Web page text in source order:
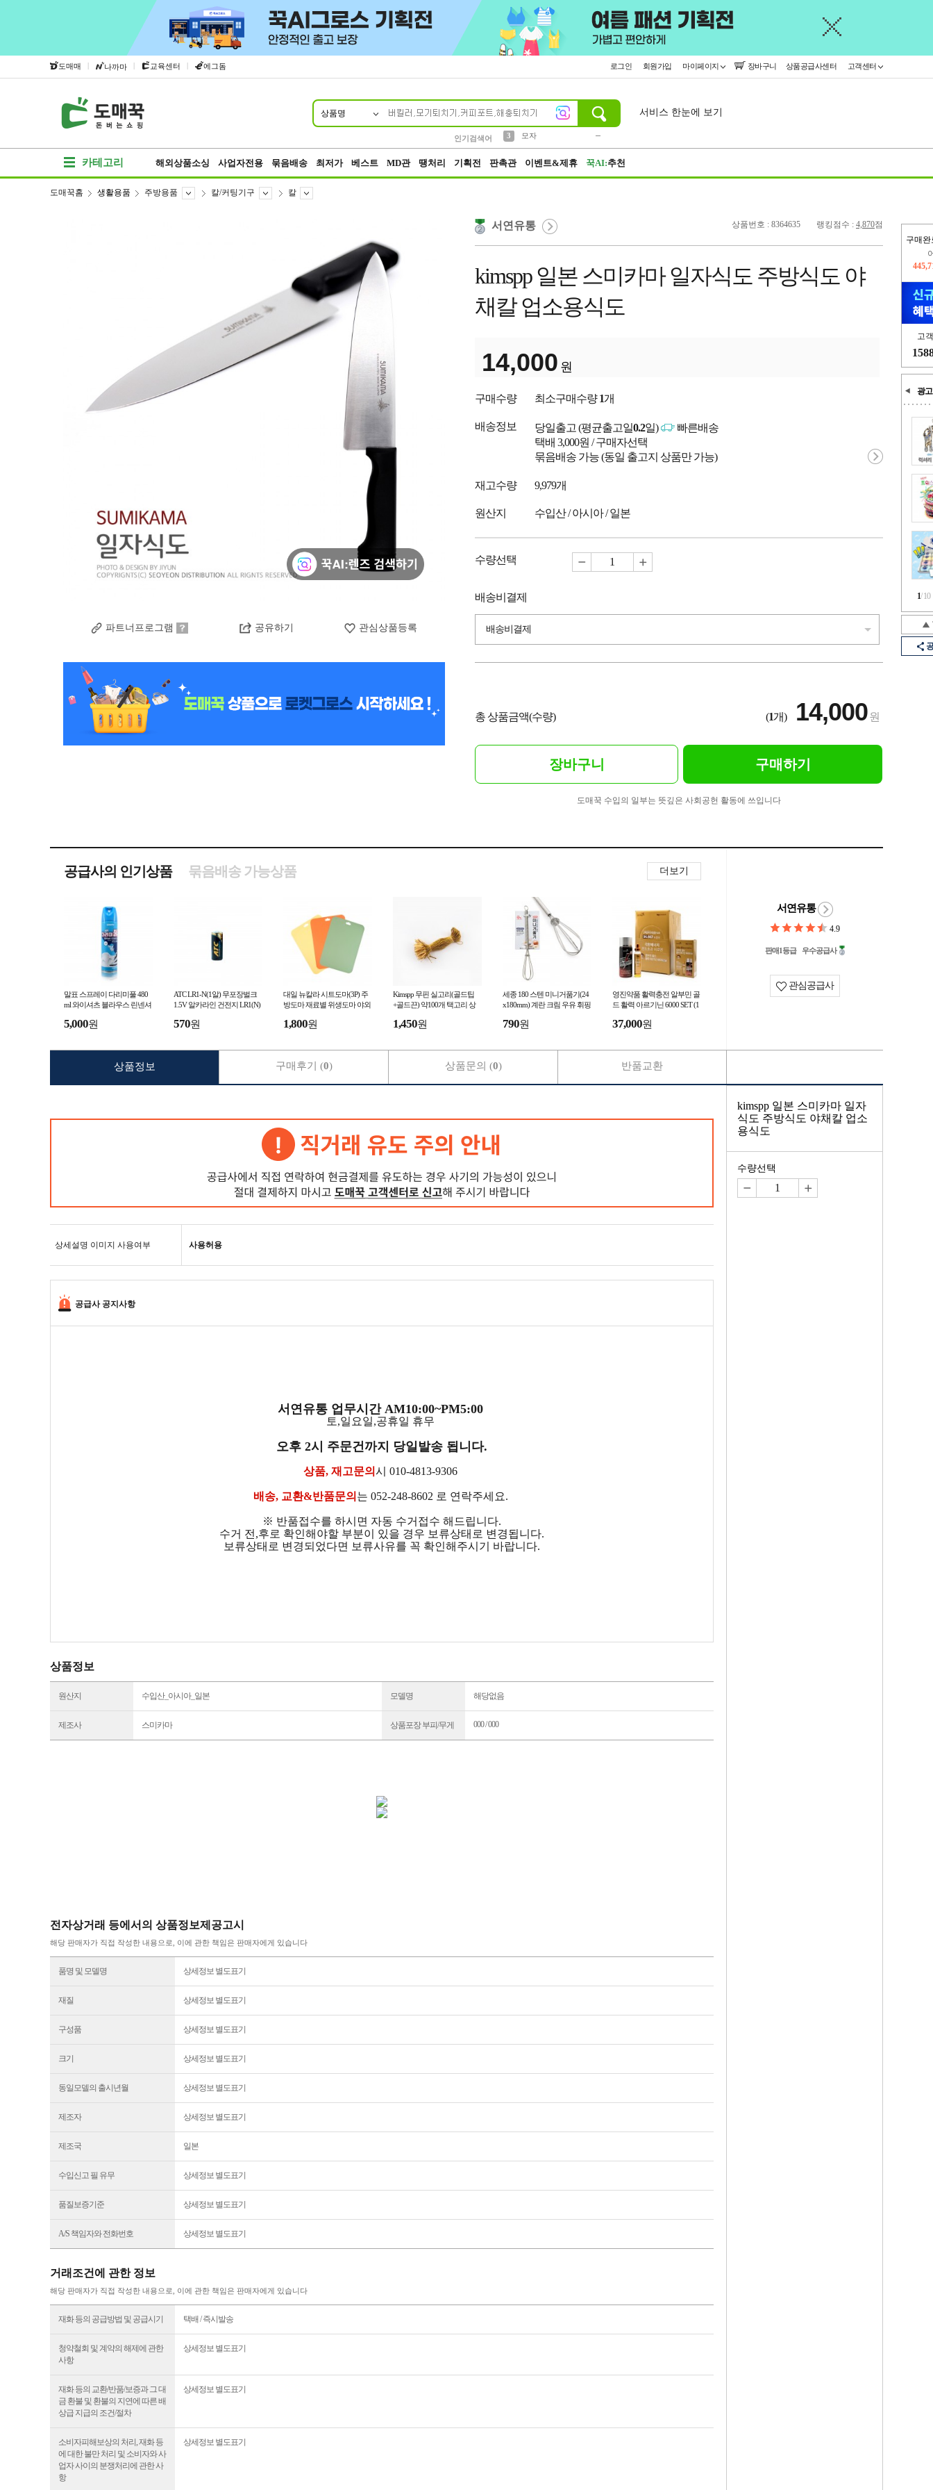
도매매 | 나까마 | 교육센터 | 에그돔 로그인 회원가입 마이페이지 장바구니 상품공급사센터 고객센터
상품명
인기검색어
4
미니
23
서비스 한눈에 보기
카테고리 해외상품소싱 사업자전용 묶음배송 최저가 베스트 MD관 땡처리 기획전 판촉관 이벤트&제휴 꾹AI:추천
구매완
고
광고
1/10
도매꾹홈 생활용품 주방용품 칼/커팅기구 칼
파트너프로그램 공유하기 관심상품등록
상품번호 : 8364635 랭킹점수 : 4,870점
서연유통
kimspp 일본 스미카마 일자식도 주방식도 야
채칼 업소용식도
14,000 원
구매수량 최소구매수량1개
배송정보 당일출고 (평균출고일0.2일)
빠른배송
택배 3,000원 / 구매자선택
묶음배송 가능 (동일 출고지 상품만 가능)
재고수량 9,979개
원산지 수입산 / 아시아 / 일본
수량선택
배송비결제
배송비결제
총 상품금액(수량) (1개) 14,000원
장바구니 구매하기
도매꾹 수입의 일부는 뜻깊은 사회공헌 활동에 쓰입니다
공급사의 인기상품 더보기
묶음배송 가능상품
말표 스프레이 다리미풀 480
ml 와이셔츠 블라우스 린넨셔
용 다림질풀
5,000원
ATC LR1-N(1알) 무포장벌크
1.5V 알카라인 건전지 LR1(N)
570원
대일 뉴칼라 시트도마(3P) 주
방도마 재료별 위생도마 야외
1,800원
Kimspp 무핀 실고리(골드팁
+골드끈) 약100개 택고리 상
1,450원
세종 180 스텐 미니거품기(24
x180mm) 계란 크림 우유 휘핑
790원
영진약품 활력충전 알부민 골
드 활력 아르기닌 6000 SET (1
37,000원
서연유통
4.9
판매1등급 우수공급사
관심공급사
상세설명 이미지 사용여부 사용허용
공급사 공지사항
서연유통 업무시간 AM10:00~PM5:00
토,일요일,공휴일 휴무
오후 2시 주문건까지 당일발송 됩니다.
상품, 재고문의 시 010-4813-9306
배송, 교환&반품문의 는 052-248-8602 로 연락주세요.
※ 반품접수를 하시면 자동 수거접수 해드립니다.
수거 전,후로 확인해야할 부분이 있을 경우 보류상태로 변경됩니다.
보류상태로 변경되었다면 보류사유를 꼭 확인해주시기 바랍니다.
상품정보
원산지 수입산_아시아_일본 모델명 해당없음
제조사 스미카마 상품포장 부피/무게 000 / 000
전자상거래 등에서의 상품정보제공고시
해당 판매자가 직접 작성한 내용으로, 이에 관한 책임은 판매자에게 있습니다
품명 및 모델명 상세정보 별도표기
재질 상세정보 별도표기
구성품 상세정보 별도표기
크기 상세정보 별도표기
동일모델의 출시년월 상세정보 별도표기
제조자 상세정보 별도표기
제조국 일본
수입신고 필 유무 상세정보 별도표기
품질보증기준 상세정보 별도표기
A/S 책임자와 전화번호 상세정보 별도표기
거래조건에 관한 정보
해당 판매자가 직접 작성한 내용으로, 이에 관한 책임은 판매자에게 있습니다
재화 등의 공급방법 및 공급시기 택배 / 즉시발송
청약철회 및 계약의 해제에 관한
사항
상세정보 별도표기
재화 등의 교환/반품/보증과 그 대
금 환불 및 환불의 지연에 따른 배
상급 지급의 조건/절차
상세정보 별도표기
소비자피해보상의 처리, 재화 등
에 대한 불만 처리 및 소비자와 사
업자 사이의 분쟁처리에 관한 사
항
상세정보 별도표기
상품정보 구매후기 (0) 상품문의 (0) 반품교환
kimspp 일본 스미카마 일자
식도 주방식도 야채칼 업소
용식도
수량선택